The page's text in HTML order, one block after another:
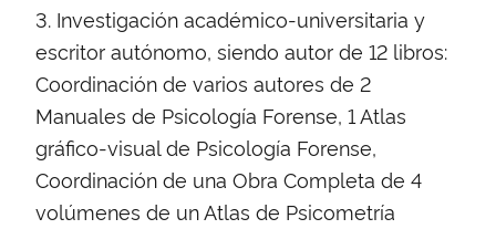
3. Investigación académico-universitaria y
escritor autónomo, siendo autor de 12 libros:
Coordinación de varios autores de 2
Manuales de Psicología Forense, 1 Atlas
gráfico-visual de Psicología Forense,
Coordinación de una Obra Completa de 4
volúmenes de un Atlas de Psicometría